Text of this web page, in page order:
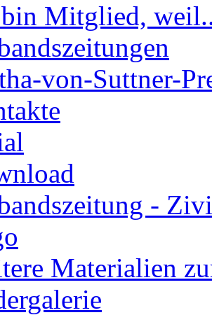
Mitglied,
von-Suttner-
-
Materialien